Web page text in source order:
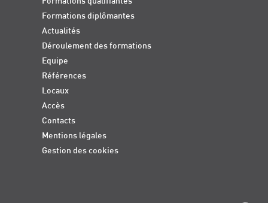
Formations diplômantes
Actualités
Déroulement des formations
Equipe
Références
Locaux
Accès
Contacts
Mentions légales
Gestion des cookies